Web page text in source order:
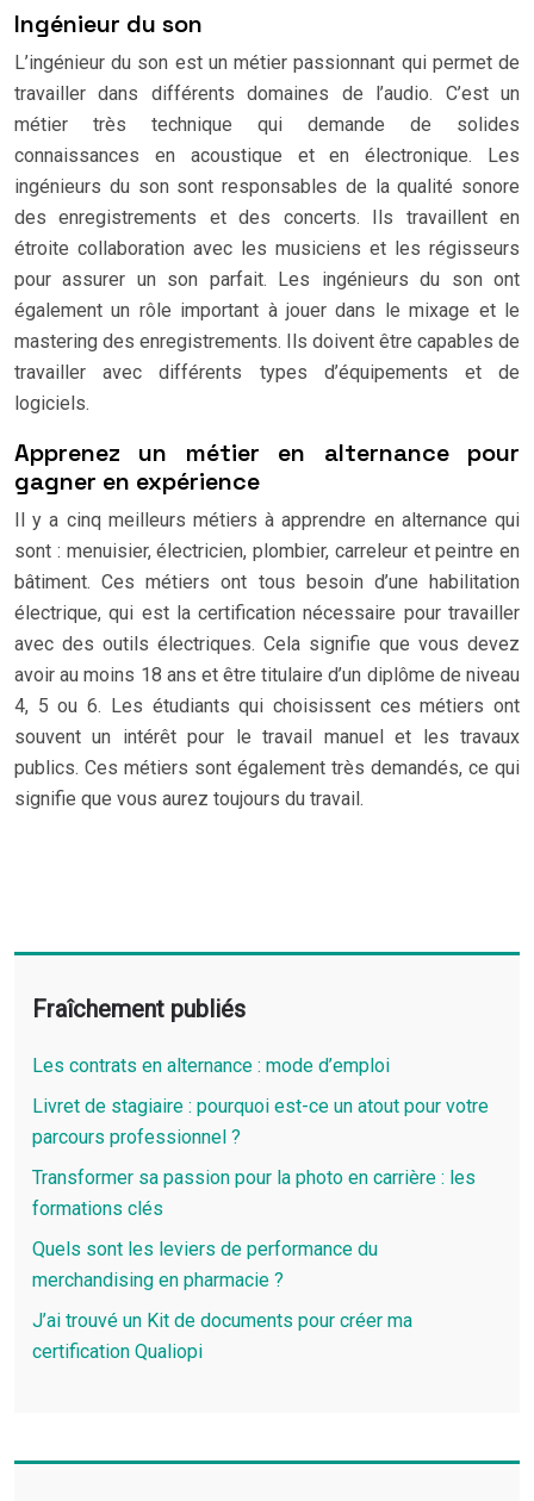
Ingénieur du son
L’ingénieur du son est un métier passionnant qui permet de
travailler dans différents domaines de l’audio. C’est un
métier très technique qui demande de solides
connaissances en acoustique et en électronique. Les
ingénieurs du son sont responsables de la qualité sonore
des enregistrements et des concerts. Ils travaillent en
étroite collaboration avec les musiciens et les régisseurs
pour assurer un son parfait. Les ingénieurs du son ont
également un rôle important à jouer dans le mixage et le
mastering des enregistrements. Ils doivent être capables de
travailler avec différents types d’équipements et de
logiciels.
Apprenez un métier en alternance pour
gagner en expérience
Il y a cinq meilleurs métiers à apprendre en alternance qui
sont : menuisier, électricien, plombier, carreleur et peintre en
bâtiment. Ces métiers ont tous besoin d’une habilitation
électrique, qui est la certification nécessaire pour travailler
avec des outils électriques. Cela signifie que vous devez
avoir au moins 18 ans et être titulaire d’un diplôme de niveau
4, 5 ou 6. Les étudiants qui choisissent ces métiers ont
souvent un intérêt pour le travail manuel et les travaux
publics. Ces métiers sont également très demandés, ce qui
signifie que vous aurez toujours du travail.
Fraîchement publiés
Les contrats en alternance : mode d’emploi
Livret de stagiaire : pourquoi est-ce un atout pour votre
parcours professionnel ?
Transformer sa passion pour la photo en carrière : les
formations clés
Quels sont les leviers de performance du
merchandising en pharmacie ?
J’ai trouvé un Kit de documents pour créer ma
certification Qualiopi